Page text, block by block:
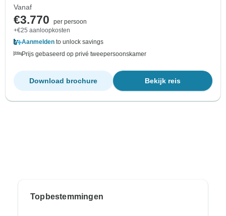
Vanaf
€3.770
per persoon
+€25 aanloopkosten
Aanmelden to unlock savings
Prijs gebaseerd op privé tweepersoonskamer
Bekijk reis
Download brochure
Topbestemmingen